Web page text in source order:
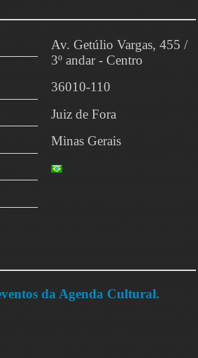
Av. Getúlio Vargas, 455 /
3º andar - Centro
36010-110
Juiz de Fora
Minas Gerais
da Agenda Cultural.